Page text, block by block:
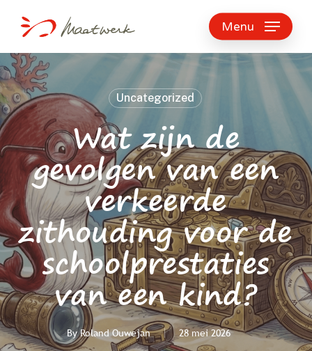
content
Menu
Uncategorized
Wat zijn de
gevolgen van een
verkeerde
zithouding voor de
schoolprestaties
van een kind?
By Roland Ouwejan 28 mei 2026